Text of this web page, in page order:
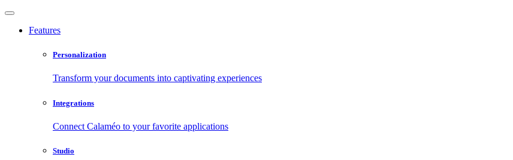
Features
Personalization
Transform your documents into captivating experiences
Integrations
Connect Calaméo to your favorite applications
Studio